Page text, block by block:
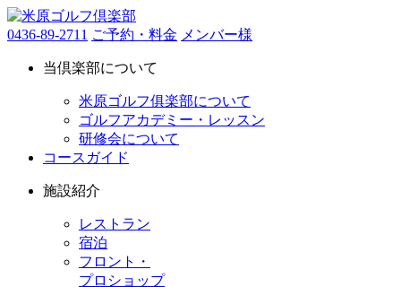
0436-89-2711 ご予約・料金 メンバー様
当倶楽部について
米原ゴルフ俱楽部について
ゴルフアカデミー・レッスン
研修会について
コースガイド
施設紹介
レストラン
宿泊
フロント・
プロショップ